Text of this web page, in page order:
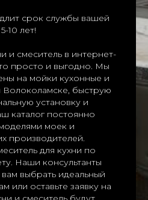
срок службы вашей
10 лет!
и смеситель в интернет-
просто и выгодно. Мы
на мойки кухонные и
Волоколамске, быструю
установку и
каталог постоянно
моек и
производителей.
для кухни по
Наши консультанты
выбрать идеальный
или оставьте заявку на